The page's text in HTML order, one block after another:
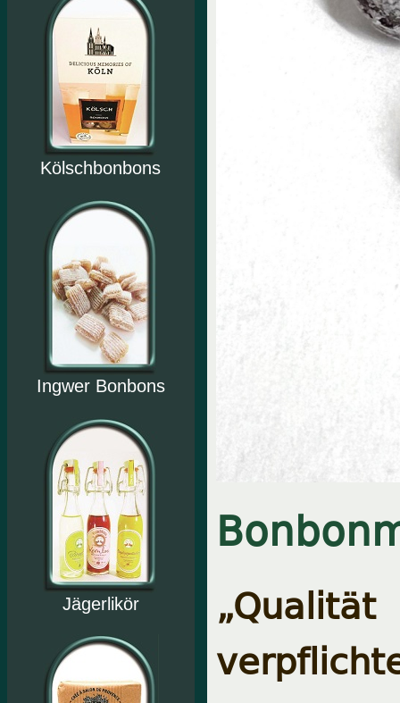
Kölschbonbons
Ingwer Bonbons
Jägerlikör